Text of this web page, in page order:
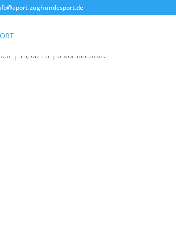
zughundesport.de
|15, 08 18|0 Kommentare